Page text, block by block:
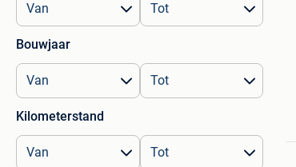
Bouwjaar
Kilometerstand